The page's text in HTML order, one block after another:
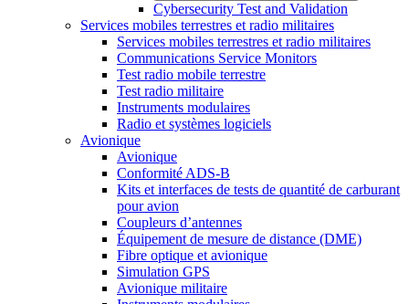
Cybersecurity Test and Validation
Services mobiles terrestres et radio militaires
Services mobiles terrestres et radio militaires
Communications Service Monitors
Test radio mobile terrestre
Test radio militaire
Instruments modulaires
Radio et systèmes logiciels
Avionique
Avionique
Conformité ADS-B
Kits et interfaces de tests de quantité de carburant
pour avion
Coupleurs d’antennes
Équipement de mesure de distance (DME)
Fibre optique et avionique
Simulation GPS
Avionique militaire